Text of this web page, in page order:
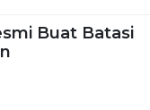
Buat Batasi